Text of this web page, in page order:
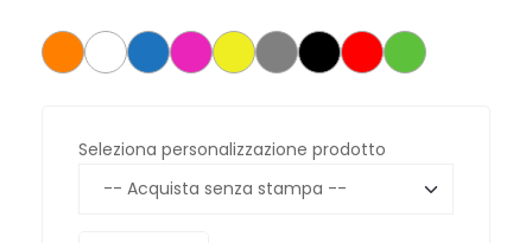
Seleziona personalizzazione prodotto